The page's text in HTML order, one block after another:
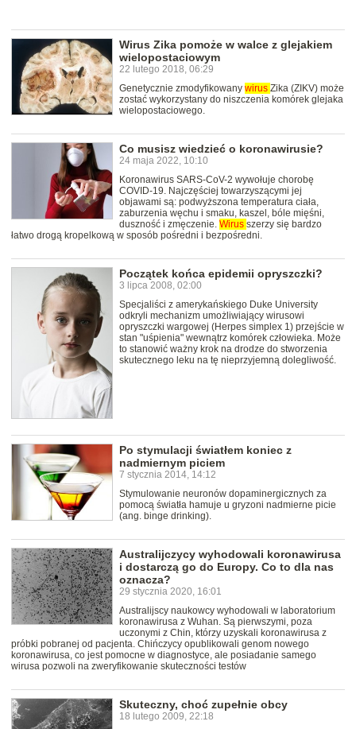
Wirus Zika pomoże w walce z glejakiem
wielopostaciowym
22 lutego 2018, 06:29
Genetycznie zmodyfikowany wirus Zika (ZIKV) może
zostać wykorzystany do niszczenia komórek glejaka
wielopostaciowego.
Co musisz wiedzieć o koronawirusie?
24 maja 2022, 10:10
Koronawirus SARS-CoV-2 wywołuje chorobę
COVID-19. Najczęściej towarzyszącymi jej
objawami są: podwyższona temperatura ciała,
zaburzenia węchu i smaku, kaszel, bóle mięśni,
duszność i zmęczenie. Wirus szerzy się bardzo
łatwo drogą kropelkową w sposób pośredni i bezpośredni.
Początek końca epidemii opryszczki?
3 lipca 2008, 02:00
Specjaliści z amerykańskiego Duke University
odkryli mechanizm umożliwiający wirusowi
opryszczki wargowej (Herpes simplex 1) przejście w
stan "uśpienia" wewnątrz komórek człowieka. Może
to stanowić ważny krok na drodze do stworzenia
skutecznego leku na tę nieprzyjemną dolegliwość.
Po stymulacji światłem koniec z
nadmiernym piciem
7 stycznia 2014, 14:12
Stymulowanie neuronów dopaminergicznych za
pomocą światła hamuje u gryzoni nadmierne picie
(ang. binge drinking).
Australijczycy wyhodowali koronawirusa
i dostarczą go do Europy. Co to dla nas
oznacza?
29 stycznia 2020, 16:01
Australijscy naukowcy wyhodowali w laboratorium
koronawirusa z Wuhan. Są pierwszymi, poza
uczonymi z Chin, którzy uzyskali koronawirusa z
próbki pobranej od pacjenta. Chińczycy opublikowali genom nowego
koronawirusa, co jest pomocne w diagnostyce, ale posiadanie samego
wirusa pozwoli na zweryfikowanie skuteczności testów
Skuteczny, choć zupełnie obcy
18 lutego 2009, 22:18